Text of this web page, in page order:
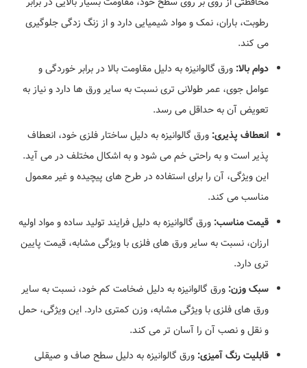
رطوبت، باران، نمک و مواد شیمیایی دارد و از زنگ زدگی جلوگیری
می کند.
دوام بالا: ورق گالوانیزه به دلیل مقاومت بالا در برابر خوردگی و
عوامل جوی، عمر طولانی تری نسبت به سایر ورق ها دارد و نیاز به
تعویض آن به حداقل می رسد.
انعطاف پذیری: ورق گالوانیزه به دلیل ساختار فلزی خود، انعطاف
پذیر است و به راحتی خم می شود و به اشکال مختلف در می آید.
این ویژگی، آن را برای استفاده در طرح های پیچیده و غیر معمول
مناسب می کند.
قیمت مناسب: ورق گالوانیزه به دلیل فرایند تولید ساده و مواد اولیه
ارزان، نسبت به سایر ورق های فلزی با ویژگی مشابه، قیمت پایین
تری دارد.
سبک وزن: ورق گالوانیزه به دلیل ضخامت کم خود، نسبت به سایر
ورق های فلزی با ویژگی مشابه، وزن کمتری دارد. این ویژگی، حمل
و نقل و نصب آن را آسان تر می کند.
قابلیت رنگ آمیزی: ورق گالوانیزه به دلیل سطح صاف و صیقلی